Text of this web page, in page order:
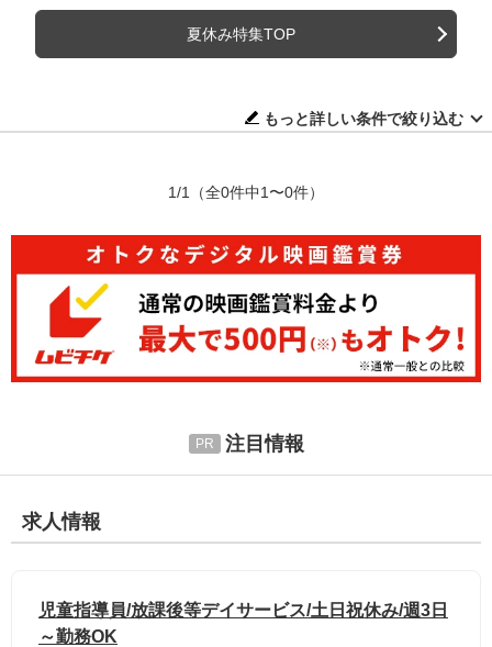
夏休み特集TOP
もっと詳しい条件で絞り込む
1/1 （全0件中1〜0件）
注目情報
求人情報
児童指導員/放課後等デイサービス/土日祝休み/週3日
～勤務OK